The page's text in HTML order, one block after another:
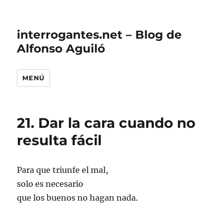
interrogantes.net – Blog de
Alfonso Aguiló
MENÚ
21. Dar la cara cuando no
resulta fácil
Para que triunfe el mal,
solo es necesario
que los buenos no hagan nada.